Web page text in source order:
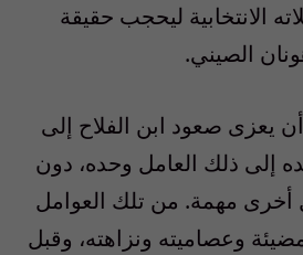
الانتخابية ليحجب حقيقة
الصيني.
يعزى صعود ابن الفلاح إلى
إلى ذلك العامل وحده، دون
أخرى مهمة. من تلك العوامل
وعصاميته ونزاهته، وقبل